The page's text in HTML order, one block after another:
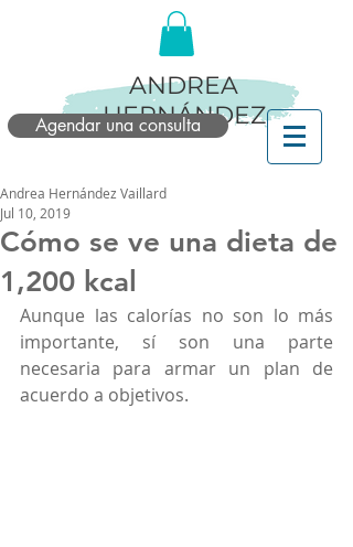
ANDREA
HERNÁNDEZ
Agendar una consulta
Cómo se ve una dieta de
1,200 kcal
Andrea Hernández Vaillard
Jul 10, 2019
Aunque las calorías no son lo más
importante, sí son una parte
necesaria para armar un plan de
acuerdo a objetivos.